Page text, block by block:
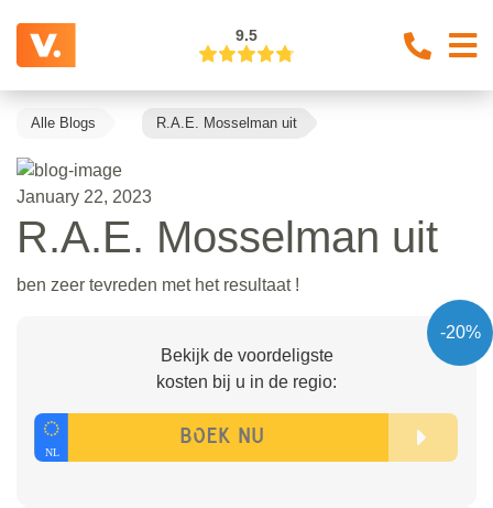
9.5
Alle Blogs R.A.E. Mosselman uit
January 22, 2023
R.A.E. Mosselman uit
ben zeer tevreden met het resultaat !
-20%
Bekijk de voordeligste
kosten bij u in de regio: